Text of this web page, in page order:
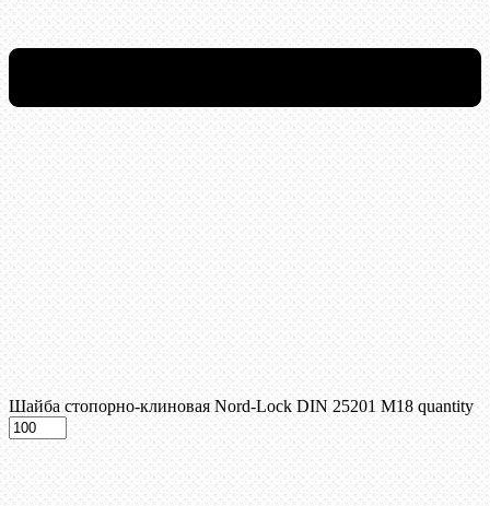
Шайба стопорно-клиновая Nord-Lock DIN 25201 М18 quantity